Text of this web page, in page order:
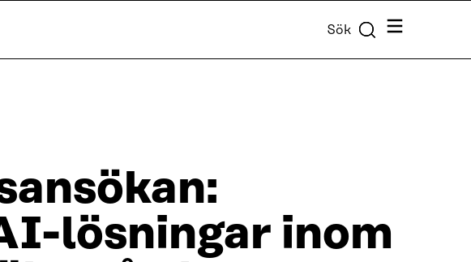
Sök Meny
lösningar inom